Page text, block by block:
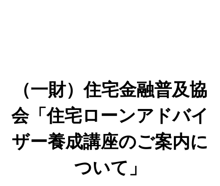
（一財）住宅金融普及協
会「住宅ローンアドバイ
ザー養成講座のご案内に
ついて」